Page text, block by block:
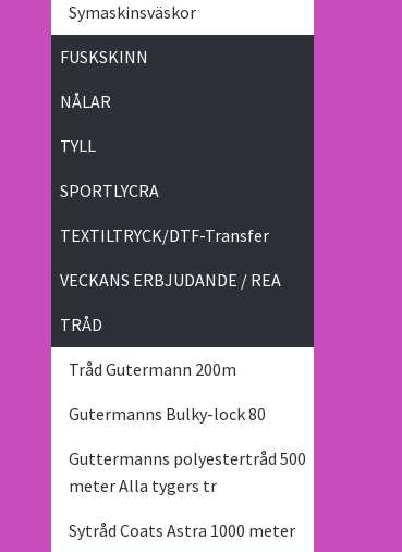
Symaskinsväskor
FUSKSKINN
NÅLAR
TYLL
SPORTLYCRA
TEXTILTRYCK/DTF-Transfer
VECKANS ERBJUDANDE / REA
TRÅD
Tråd Gutermann 200m
Gutermanns Bulky-lock 80
Guttermanns polyestertråd 500
meter Alla tygers tr
Sytråd Coats Astra 1000 meter